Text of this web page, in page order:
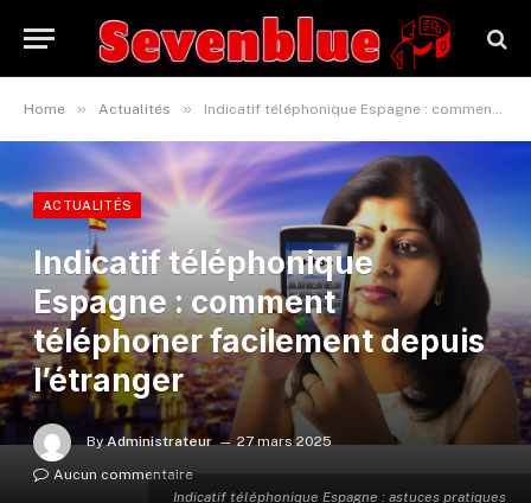
Home » Actualités » Indicatif téléphonique Espagne : comment téléphoner facilement depuis l’étranger
Indicatif téléphonique Espagne : astuces pratiques
ACTUALITÉS
Indicatif téléphonique
Espagne : comment
téléphoner facilement depuis
l’étranger
By Administrateur
27 mars 2025
Aucun commentaire